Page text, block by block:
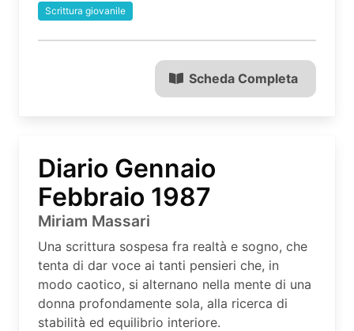
Scrittura giovanile
Scheda Completa
Diario Gennaio
Febbraio 1987
Miriam Massari
Una scrittura sospesa fra realtà e sogno, che
tenta di dar voce ai tanti pensieri che, in
modo caotico, si alternano nella mente di una
donna profondamente sola, alla ricerca di
stabilità ed equilibrio interiore.